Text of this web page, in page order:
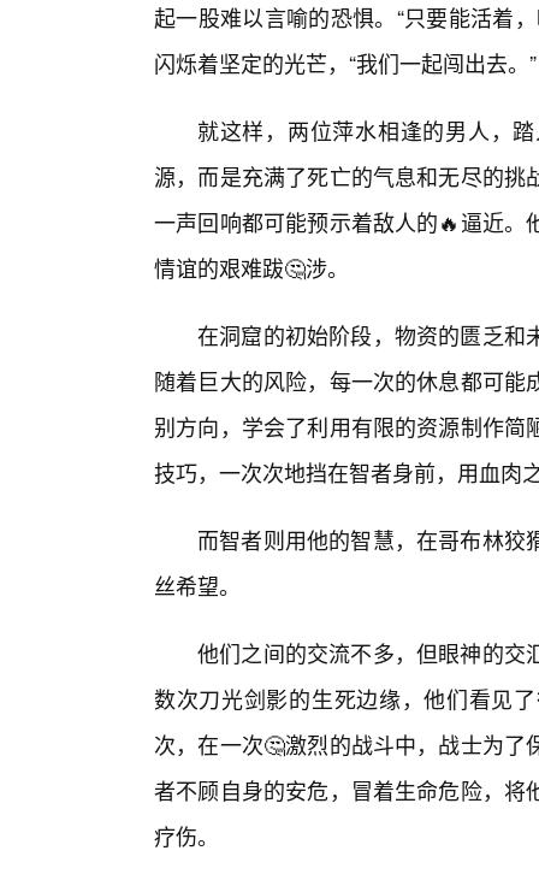
起一股难以言喻的恐惧。“只要能活着
闪烁着坚定的光芒，“我们一起闯出去。”
就这样，两位萍水相逢的男人，
源，而是充满了死亡的气息和无尽的
一声回响都可能预示着敌人的🔥逼近
情谊的艰难跋🤔涉。
在洞窟的初始阶段，物资的匮乏和
随着巨大的风险，每一次的休息都可
别方向，学会了利用有限的资源制作
技巧，一次次地挡在智者身前，用血肉
而智者则用他的智慧，在哥布林
丝希望。
他们之间的交流不多，但眼神的交
数次刀光剑影的生死边缘，他们看见
次，在一次🤔激烈的战斗中，战士为
者不顾自身的安危，冒着生命危险，
疗伤。